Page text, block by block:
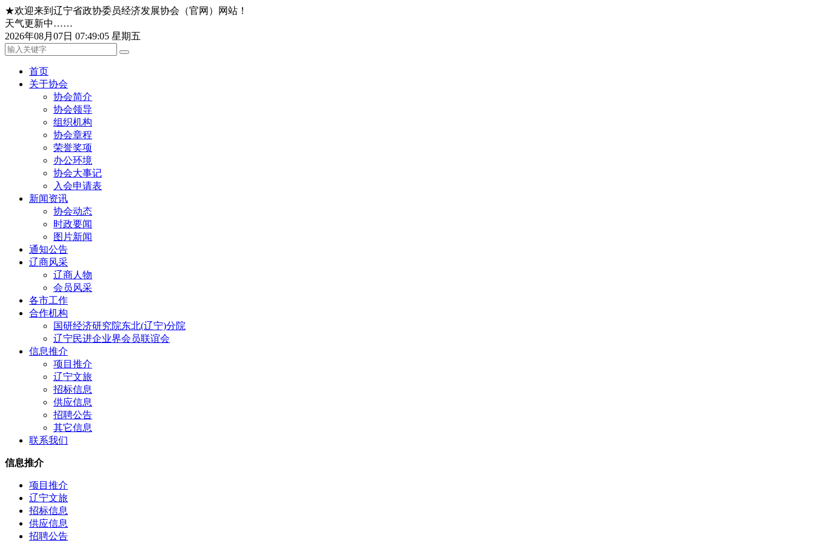
★欢迎来到辽宁省政协委员经济发展协会（官网）网站！
天气更新中……
2026年08月07日 07:49:05 星期五
首页
关于协会
协会简介
协会领导
组织机构
协会章程
荣誉奖项
办公环境
协会大事记
入会申请表
新闻资讯
协会动态
时政要闻
图片新闻
通知公告
辽商风采
辽商人物
会员风采
各市工作
合作机构
国研经济研究院东北(辽宁)分院
辽宁民进企业界会员联谊会
信息推介
项目推介
辽宁文旅
招标信息
供应信息
招聘公告
其它信息
联系我们
信息推介
项目推介
辽宁文旅
招标信息
供应信息
招聘公告